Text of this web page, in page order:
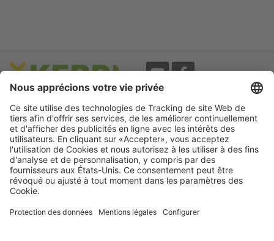
Evènements
Newsletter
Termes d'utilisation
A propos
Mentions légales
CGV
Protection des données
Garantie
Déclaration
Cookie préferences